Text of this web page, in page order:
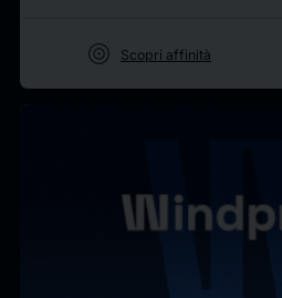
target Scopri affinità